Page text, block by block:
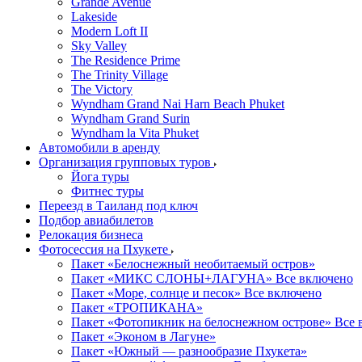
Lakeside
Modern Loft II
Sky Valley
The Residence Prime
The Trinity Village
The Victory
Wyndham Grand Nai Harn Beach Phuket
Wyndham Grand Surin
Wyndham la Vita Phuket
Автомобили в аренду
Организация групповых туров
Йога туры
Фитнес туры
Переезд в Таиланд под ключ
Подбор авиабилетов
Релокация бизнеса
Фотоcессия на Пхукете
Пакет «Белоснежный необитаемый остров»
Пакет «МИКС СЛОНЫ+ЛАГУНА» Все включено
Пакет «Море, солнце и песок» Все включено
Пакет «ТРОПИКАНА»
Пакет «Фотопикник на белоснежном острове» Все
Пакет «Эконом в Лагуне»
Пакет «Южный — разнообразие Пхукета»